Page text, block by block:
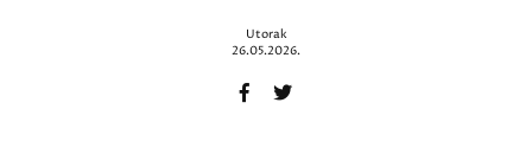
Utorak
26.05.2026.